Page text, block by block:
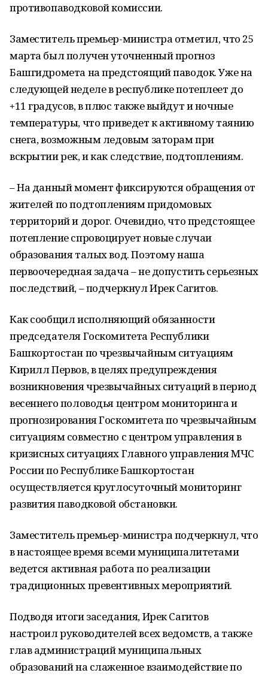
противопаводковой комиссии.
Заместитель премьер-министра отметил, что 25
марта был получен уточненный прогноз
Башгидромета на предстоящий паводок. Уже на
следующей неделе в республике потеплеет до
+11 градусов, в плюс также выйдут и ночные
температуры, что приведет к активному таянию
снега, возможным ледовым заторам при
вскрытии рек, и как следствие, подтоплениям.
– На данный момент фиксируются обращения от
жителей по подтоплениям придомовых
территорий и дорог. Очевидно, что предстоящее
потепление спровоцирует новые случаи
образования талых вод. Поэтому наша
первоочередная задача – не допустить серьезных
последствий, – подчеркнул Ирек Сагитов.
Как сообщил исполняющий обязанности
председателя Госкомитета Республики
Башкортостан по чрезвычайным ситуациям
Кирилл Первов, в целях предупреждения
возникновения чрезвычайных ситуаций в период
весеннего половодья центром мониторинга и
прогнозирования Госкомитета по чрезвычайным
ситуациям совместно с центром управления в
кризисных ситуациях Главного управления МЧС
России по Республике Башкортостан
осуществляется круглосуточный мониторинг
развития паводковой обстановки.
Заместитель премьер-министра подчеркнул, что
в настоящее время всеми муниципалитетами
ведется активная работа по реализации
традиционных превентивных мероприятий.
Подводя итоги заседания, Ирек Сагитов
настроил руководителей всех ведомств, а также
глав администраций муниципальных
образований на слаженное взаимодействие по